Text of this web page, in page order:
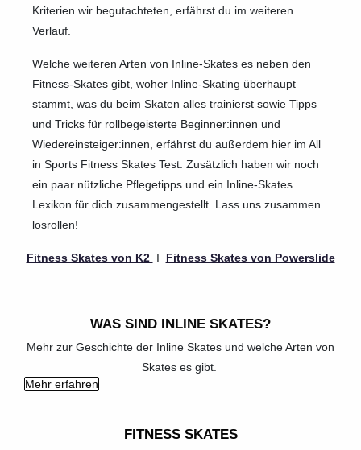
Kriterien wir begutachteten, erfährst du im weiteren
Verlauf.
Welche weiteren Arten von Inline-Skates es neben den
Fitness-Skates gibt, woher Inline-Skating überhaupt
stammt, was du beim Skaten alles trainierst sowie Tipps
und Tricks für rollbegeisterte Beginner:innen und
Wiedereinsteiger:innen, erfährst du außerdem hier im All
in Sports Fitness Skates Test. Zusätzlich haben wir noch
ein paar nützliche Pflegetipps und ein Inline-Skates
Lexikon für dich zusammengestellt. Lass uns zusammen
losrollen!
Fitness Skates von K2 I Fitness Skates von Powerslide
WAS SIND INLINE SKATES?
Mehr zur Geschichte der Inline Skates und welche Arten von
Skates es gibt.
Mehr erfahren
FITNESS SKATES